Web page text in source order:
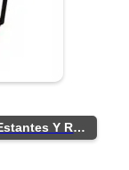
Mueble Para Horno De Empotrar Con Estantes Y Ruedas